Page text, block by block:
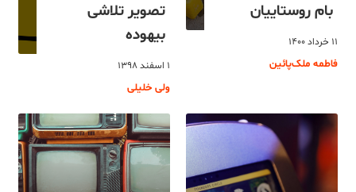
بام روستاییان
۱۱ خرداد ۱۴۰۰
فاطمه ملک‌پائین
تصوير تلاشی
بیهوده
۱ اسفند ۱۳۹۸
ولی خلیلی